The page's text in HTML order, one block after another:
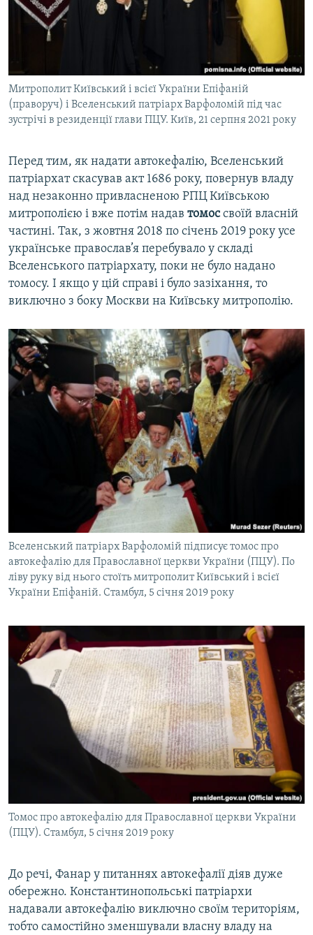
Митрополит Київський і всієї України Епіфаній
(праворуч) і Вселенський патріарх Варфоломій під час
зустрічі в резиденції глави ПЦУ. Київ, 21 серпня 2021 року
Перед тим, як надати автокефалію, Вселенський
патріархат скасував акт 1686 року, повернув владу
над незаконно привласненою РПЦ Київською
митрополією і вже потім надав томоссвоїй власній
частині. Так, з жовтня 2018 по січень 2019 року усе
українське православ’я перебувало у складі
Вселенського патріархату, поки не було надано
томосу. І якщо у цій справі і було зазіхання, то
виключно з боку Москви на Київську митрополію.
Вселенський патріарх Варфоломій підписує томос про
автокефалію для Православної церкви України (ПЦУ). По
ліву руку від нього стоїть митрополит Київський і всієї
України Епіфаній. Стамбул, 5 січня 2019 року
Томос про автокефалію для Православної церкви України
(ПЦУ). Стамбул, 5 січня 2019 року
До речі, Фанар у питаннях автокефалії діяв дуже
обережно. Константинопольські патріархи
надавали автокефалію виключно своїм територіям,
тобто самостійно зменшували власну владу на